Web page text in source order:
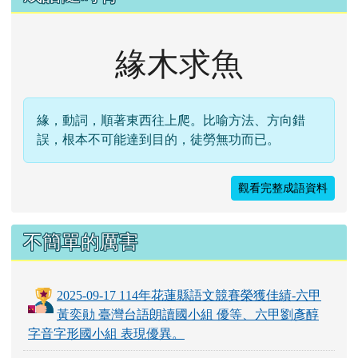
緣木求魚
緣，動詞，順著東西往上爬。比喻方法、方向錯
誤，根本不可能達到目的，徒勞無功而已。
觀看完整成語資料
不簡單的厲害
2025-09-17 114年花蓮縣語文競賽榮獲佳績-六甲
黃奕勛 臺灣台語朗讀國小組 優等、六甲劉彥醇
字音字形國小組 表現優異。